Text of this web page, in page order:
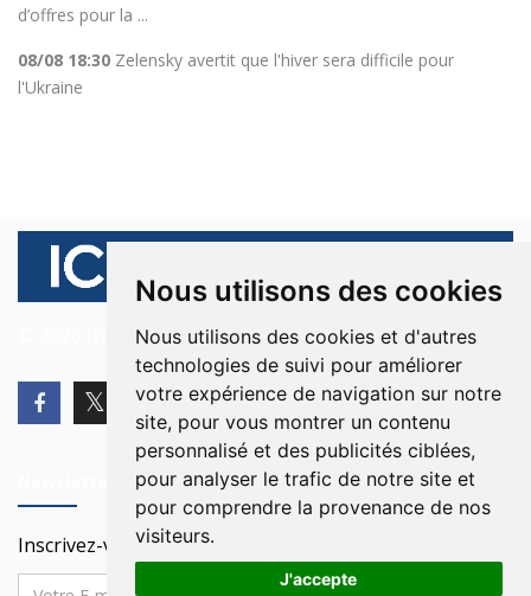
Nous utilisons des cookies
Nous utilisons des cookies et d'autres
technologies de suivi pour améliorer
votre expérience de navigation sur notre
site, pour vous montrer un contenu
personnalisé et des publicités ciblées,
pour analyser le trafic de notre site et
pour comprendre la provenance de nos
visiteurs.
J'accepte
d’offres pour la ...
08/08 18:30 Zelensky avertit que l'hiver sera difficile pour
l'Ukraine
© 2026 Ici Beyrouth. Tous les droits sont réservés.
Inscrivez-vous à notre Newsletter